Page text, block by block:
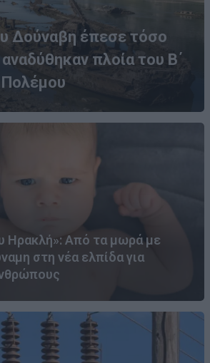
Δούναβη έπεσε τόσο
πλοία του Β΄
Ηρακλή»: Από τα μωρά με
στη νέα ελπίδα για